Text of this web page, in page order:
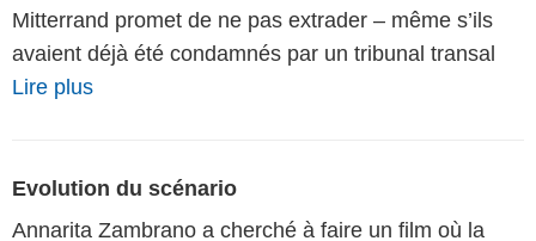
Mitterrand promet de ne pas extrader – même s’ils
avaient déjà été condamnés par un tribunal transal
Lire plus
Evolution du scénario
Annarita Zambrano a cherché à faire un film où la